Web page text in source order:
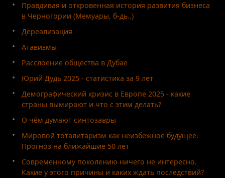
Правдивая и откровенная история развития бизнеса
в Черногории (Мемуары, б-дь..)
Дереализация
Атавизмы
Расслоение общества в Дубае
Юрий Дудь 2025 - статистика за 9 лет
Демографический кризис в Европе 2025 - какие
страны вымирают и что с этим делать?
О чём думают синтозавры
Мировой тоталитаризм как неизбежное будущее.
Прогноз на ближайшие 50 лет
Современному поколению ничего не интересно.
Какие у этого причины и каких ждать последствий?